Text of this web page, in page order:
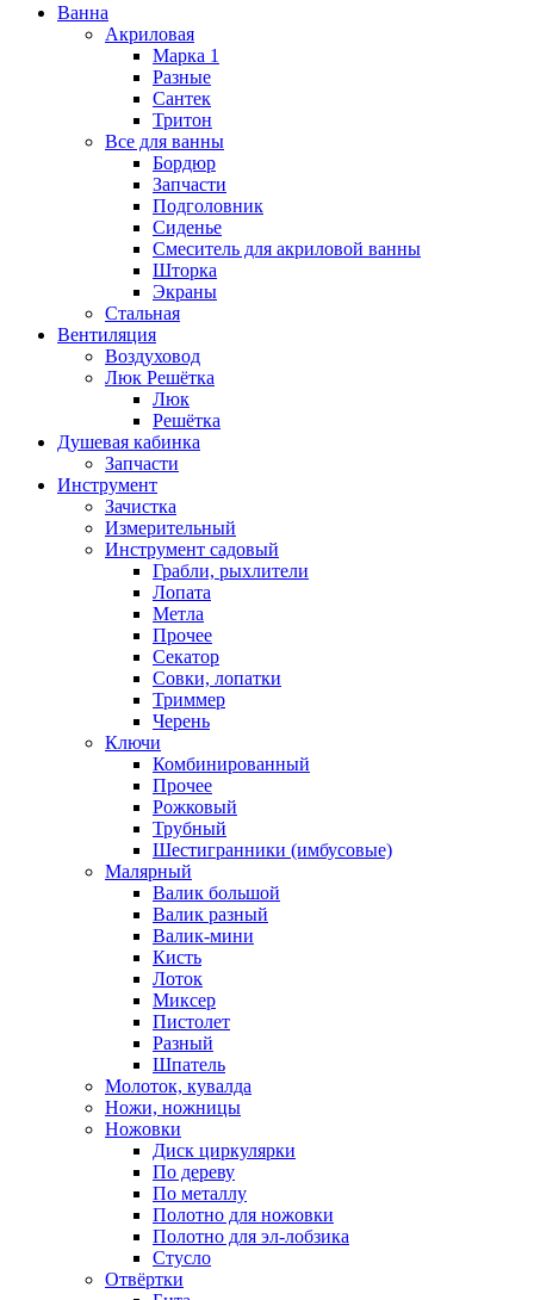
Ванна
Акриловая
Марка 1
Разные
Сантек
Тритон
Все для ванны
Бордюр
Запчасти
Подголовник
Сиденье
Смеситель для акриловой ванны
Шторка
Экраны
Стальная
Вентиляция
Воздуховод
Люк Решётка
Люк
Решётка
Душевая кабинка
Запчасти
Инструмент
Зачистка
Измерительный
Инструмент садовый
Грабли, рыхлители
Лопата
Метла
Прочее
Секатор
Совки, лопатки
Триммер
Черень
Ключи
Комбинированный
Прочее
Рожковый
Трубный
Шестигранники (имбусовые)
Малярный
Валик большой
Валик разный
Валик-мини
Кисть
Лоток
Миксер
Пистолет
Разный
Шпатель
Молоток, кувалда
Ножи, ножницы
Ножовки
Диск циркулярки
По дереву
По металлу
Полотно для ножовки
Полотно для эл-лобзика
Стусло
Отвёртки